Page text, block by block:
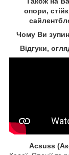
опори,
Чому Ви
Відгуки,
Acsuss